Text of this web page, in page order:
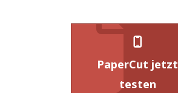
PaperCut jetzt
testen